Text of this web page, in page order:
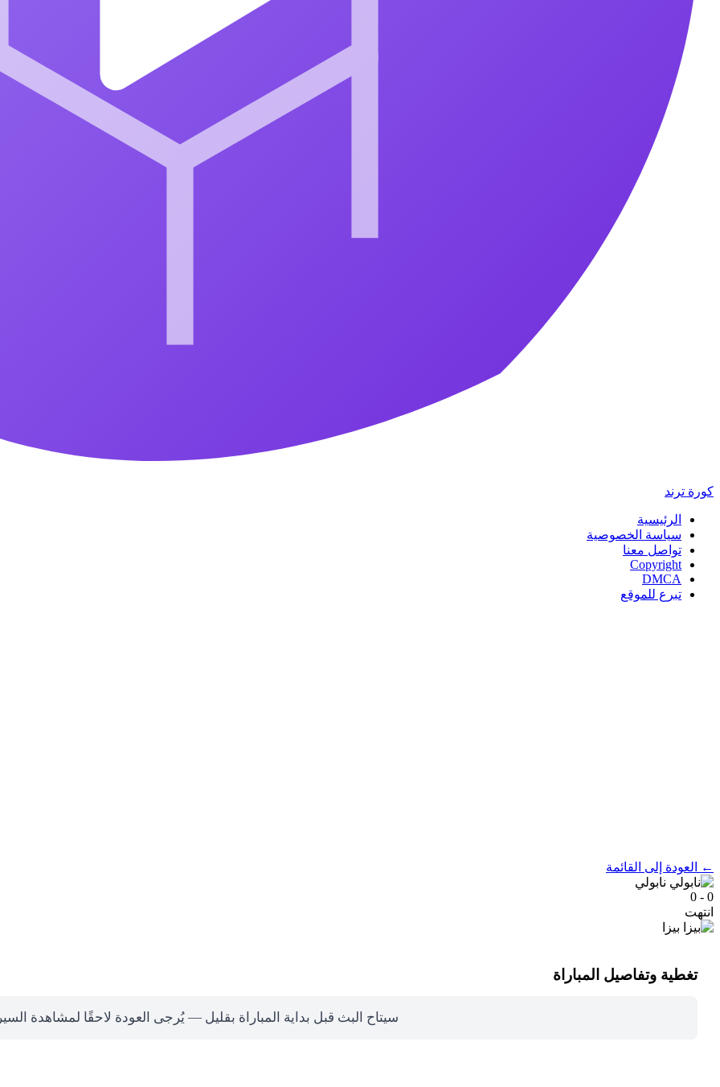
كورة ترند
الرئيسية
سياسة الخصوصية
تواصل معنا
Copyright
DMCA
تبرع للموقع
← العودة إلى القائمة
نابولي
0 - 0
انتهت
بيزا
تغطية وتفاصيل المباراة
سيتاح البث قبل بداية المباراة بقليل — يُرجى العودة لاحقًا لمشاهدة